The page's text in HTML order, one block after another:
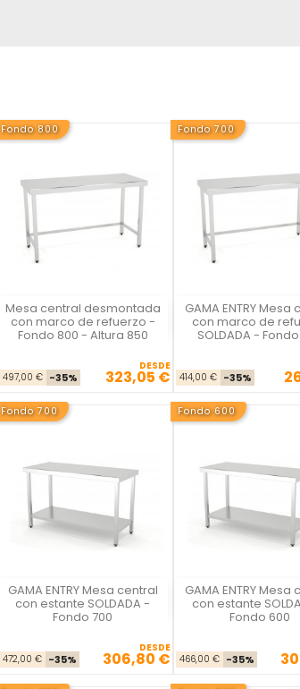
Fondo 800
Mesa central desmontada
con marco de refuerzo -
Fondo 800 - Altura 850
Precio base
497,00 € -35% Precio
DESDE
323,05 €
La Casa del Chef
Fondo 700
GAMA ENTRY Mesa
con marco de
SOLDADA -
414,00 € -35%
La Casa del
Fondo 700
GAMA ENTRY Mesa central
con estante SOLDADA -
Fondo 700
Precio base
472,00 € -35% Precio
DESDE
306,80 €
La Casa del Chef
Fondo 600
GAMA ENTRY Mesa
con estante
Fondo 600
466,00 € -35%
La Casa del